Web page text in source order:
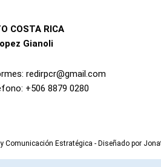
COSTA RICA
Gianoli
redirpcr@gmail.com
+506 8879 0280
Comunicación Estratégica - Diseñado por